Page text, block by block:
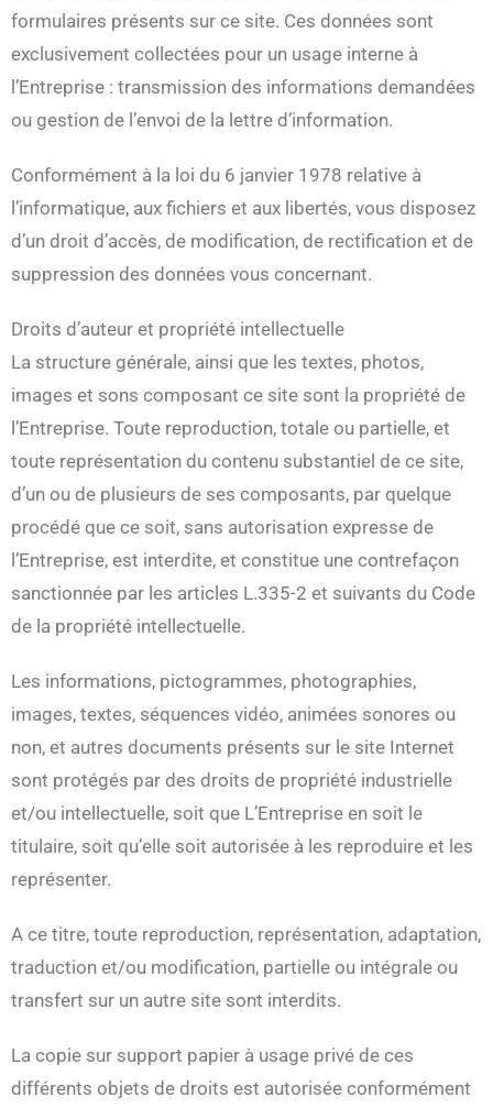
formulaires présents sur ce site. Ces données sont
exclusivement collectées pour un usage interne à
l’Entreprise : transmission des informations demandées
ou gestion de l’envoi de la lettre d’information.
Conformément à la loi du 6 janvier 1978 relative à
l’informatique, aux fichiers et aux libertés, vous disposez
d’un droit d’accès, de modification, de rectification et de
suppression des données vous concernant.
Droits d’auteur et propriété intellectuelle
La structure générale, ainsi que les textes, photos,
images et sons composant ce site sont la propriété de
l’Entreprise. Toute reproduction, totale ou partielle, et
toute représentation du contenu substantiel de ce site,
d’un ou de plusieurs de ses composants, par quelque
procédé que ce soit, sans autorisation expresse de
l’Entreprise, est interdite, et constitue une contrefaçon
sanctionnée par les articles L.335-2 et suivants du Code
de la propriété intellectuelle.
Les informations, pictogrammes, photographies,
images, textes, séquences vidéo, animées sonores ou
non, et autres documents présents sur le site Internet
sont protégés par des droits de propriété industrielle
et/ou intellectuelle, soit que L’Entreprise en soit le
titulaire, soit qu’elle soit autorisée à les reproduire et les
représenter.
A ce titre, toute reproduction, représentation, adaptation,
traduction et/ou modification, partielle ou intégrale ou
transfert sur un autre site sont interdits.
La copie sur support papier à usage privé de ces
différents objets de droits est autorisée conformément